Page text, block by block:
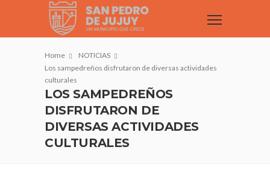
Home
NOTICIAS
Los sampedreños disfrutaron de diversas actividades
culturales
LOS SAMPEDREÑOS
DISFRUTARON DE
DIVERSAS ACTIVIDADES
CULTURALES